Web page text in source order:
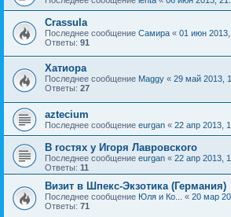
Crassula
Последнее сообщение Самира « 01 июн
Ответы: 91
Хатиора
Последнее сообщение Maggy « 29 май 2013,
Ответы: 27
aztecium
Последнее сообщение eurgan « 22 апр 2013,
В гостях у Игоря Лавровского
Последнее сообщение eurgan « 22 апр 2013,
Ответы: 11
Визит в Шпекс-Экзотика (Германия)
Последнее сообщение Юля и Ко... « 20 мар
Ответы: 71